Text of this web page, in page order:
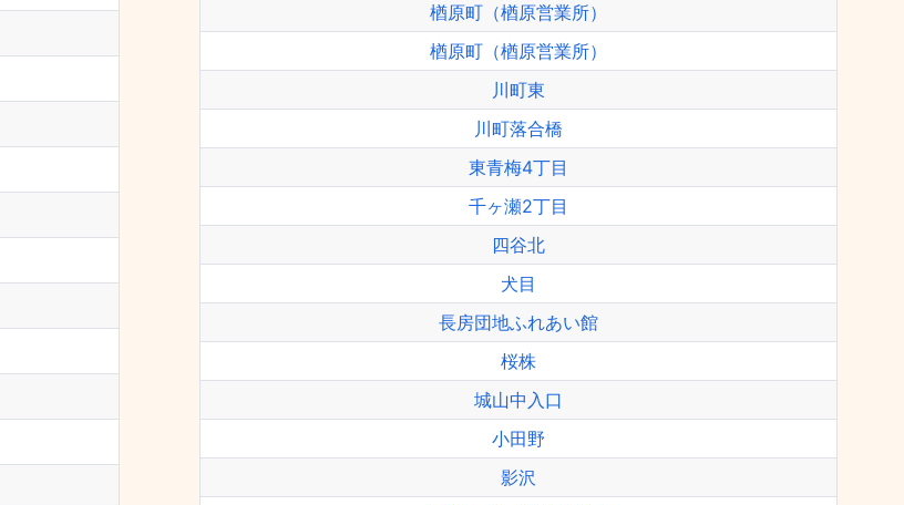
左03 - 西東京バス（株）
楢原町（楢原営業所）
楢原町（楢原営業所）
川町東
川町落合橋
東青梅4丁目
千ヶ瀬2丁目
四谷北
犬目
長房団地ふれあい館
桜株
城山中入口
小田野
影沢